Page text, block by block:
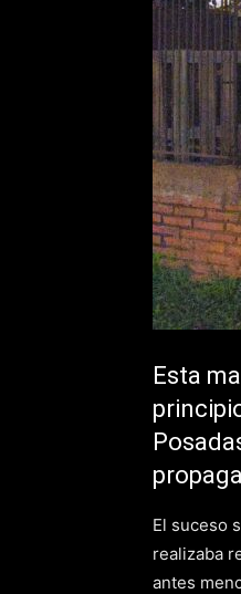
Esta
El suceso
realizaba
antes